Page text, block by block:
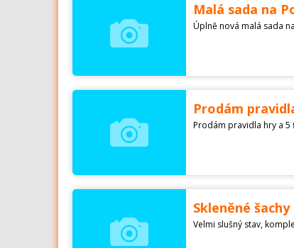
Malá sada na
Úplně nová malá sada
Prodám
Skleněné šachy
Velmi slušný stav,